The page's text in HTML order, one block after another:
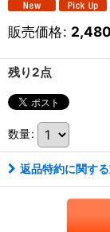
販売価格: 2,480
残り2点
数量:
返品特約に関す